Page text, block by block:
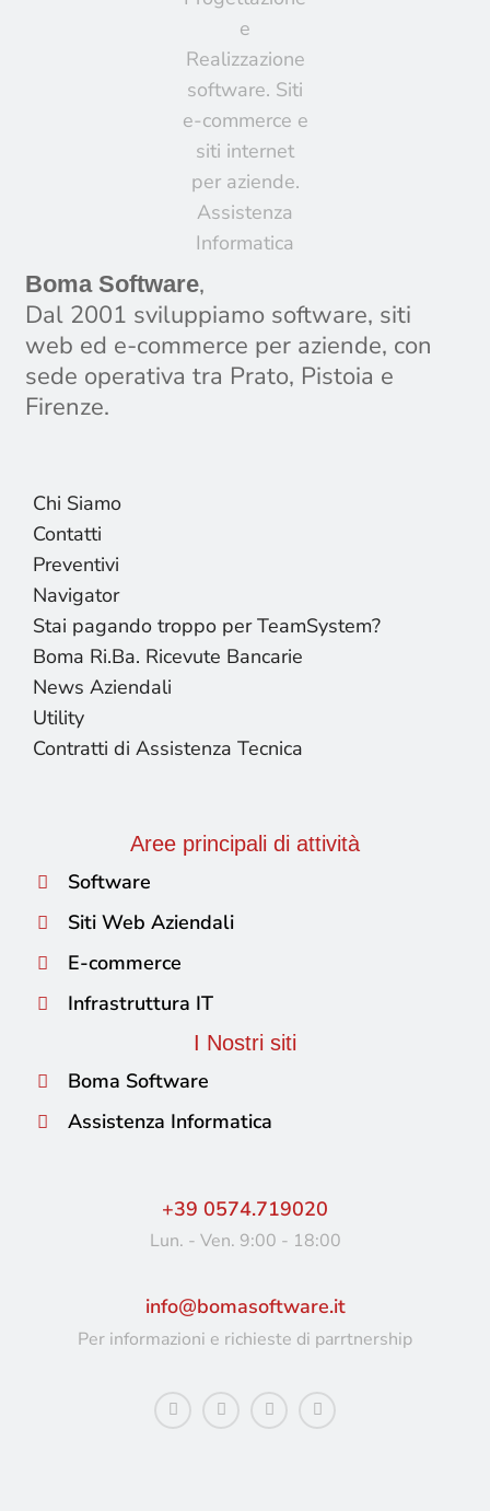
Boma Software,
Dal 2001 sviluppiamo software, siti
web ed e-commerce per aziende, con
sede operativa tra Prato, Pistoia e
Firenze.
Chi Siamo
Contatti
Preventivi
Navigator
Stai pagando troppo per TeamSystem?
Boma Ri.Ba. Ricevute Bancarie
News Aziendali
Utility
Contratti di Assistenza Tecnica
Aree principali di attività
Software
Siti Web Aziendali
E-commerce
Infrastruttura IT
I Nostri siti
Boma Software
Assistenza Informatica
+39 0574.719020
Lun. - Ven. 9:00 - 18:00
info@bomasoftware.it
Per informazioni e richieste di parrtnership